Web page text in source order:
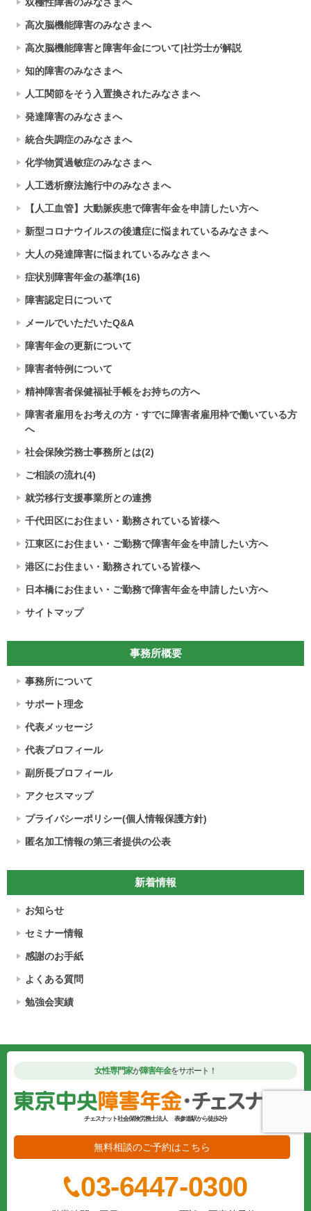
双極性障害のみなさまへ
高次脳機能障害のみなさまへ
高次脳機能障害と障害年金について|社労士が解説
知的障害のみなさまへ
人工関節をそう入置換されたみなさまへ
発達障害のみなさまへ
統合失調症のみなさまへ
化学物質過敏症のみなさまへ
人工透析療法施行中のみなさまへ
【人工血管】大動脈疾患で障害年金を申請したい方へ
新型コロナウイルスの後遺症に悩まれているみなさまへ
大人の発達障害に悩まれているみなさまへ
症状別障害年金の基準(16)
障害認定日について
メールでいただいたQ&A
障害年金の更新について
障害者特例について
精神障害者保健福祉手帳をお持ちの方へ
障害者雇用をお考えの方・すでに障害者雇用枠で働いている方
へ
社会保険労務士事務所とは(2)
ご相談の流れ(4)
就労移行支援事業所との連携
千代田区にお住まい・勤務されている皆様へ
江東区にお住まい・ご勤務で障害年金を申請したい方へ
港区にお住まい・勤務されている皆様へ
日本橋にお住まい・ご勤務で障害年金を申請したい方へ
サイトマップ
事務所概要
事務所について
サポート理念
代表メッセージ
代表プロフィール
副所長プロフィール
アクセスマップ
プライバシーポリシー(個人情報保護方針)
匿名加工情報の第三者提供の公表
新着情報
お知らせ
セミナー情報
感謝のお手紙
よくある質問
勉強会実績
女性専門家が障害年金をサポート！
チェスナット社会保険労務士法人 表参道駅から徒歩2分
無料相談のご予約はこちら
03-6447-0300